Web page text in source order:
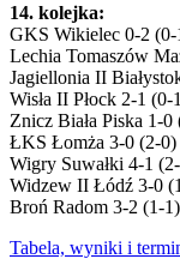
14. kolejka:
GKS Wikielec 0-2
Lechia Tomaszów
Jagiellonia II
Wisła II Płock 2-1
Znicz Biała Piska 1-
ŁKS Łomża 3-0 (2-
Wigry Suwałki 4-1
Widzew II Łódź 3-0
Broń Radom 3-2 (1-
Tabela, wyniki i